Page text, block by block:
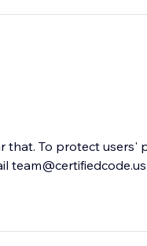
that. To protect